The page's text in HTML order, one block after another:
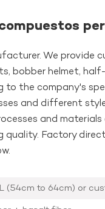
We provide
bobber helmet,
to the company's
and different
and
quality. Factory
(54cm to 64cm) or